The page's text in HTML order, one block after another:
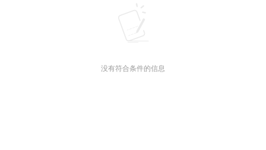
没有符合条件的信息